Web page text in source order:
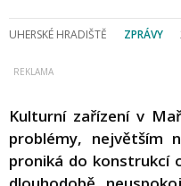
UHERSKÉ HRADIŠTĚ ZPRÁVY
Kulturní zařízení v
problémy, největším
proniká do konstrukcí